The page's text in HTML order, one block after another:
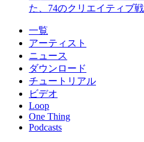
た、74のクリエイティブ戦
一覧
アーティスト
ニュース
ダウンロード
チュートリアル
ビデオ
Loop
One Thing
Podcasts